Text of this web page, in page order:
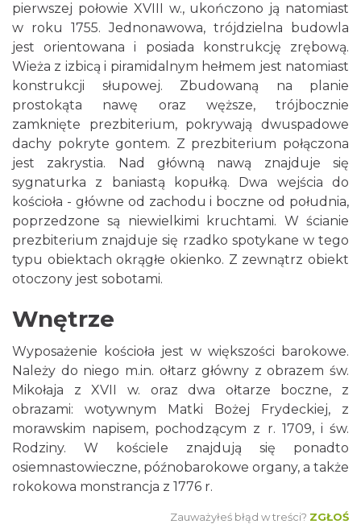
pierwszej połowie XVIII w., ukończono ją natomiast
w roku 1755. Jednonawowa, trójdzielna budowla
jest orientowana i posiada konstrukcję zrębową.
Wieża z izbicą i piramidalnym hełmem jest natomiast
konstrukcji słupowej. Zbudowaną na planie
prostokąta nawę oraz węższe, trójbocznie
zamknięte prezbiterium, pokrywają dwuspadowe
dachy pokryte gontem. Z prezbiterium połączona
jest zakrystia. Nad główną nawą znajduje się
sygnaturka z baniastą kopułką. Dwa wejścia do
kościoła - główne od zachodu i boczne od południa,
poprzedzone są niewielkimi kruchtami. W ścianie
prezbiterium znajduje się rzadko spotykane w tego
typu obiektach okrągłe okienko. Z zewnątrz obiekt
otoczony jest sobotami.
Wnętrze
Wyposażenie kościoła jest w większości barokowe.
Należy do niego m.in. ołtarz główny z obrazem św.
Mikołaja z XVII w. oraz dwa ołtarze boczne, z
obrazami: wotywnym Matki Bożej Frydeckiej, z
morawskim napisem, pochodzącym z r. 1709, i św.
Rodziny. W kościele znajdują się ponadto
osiemnastowieczne, późnobarokowe organy, a także
rokokowa monstrancja z 1776 r.
Zauważyłeś błąd w treści? ZGŁOŚ